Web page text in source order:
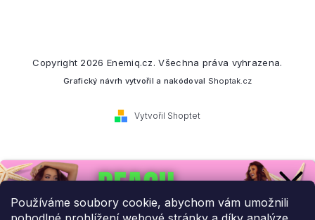
Používáme soubory cookie, abychom vám umožnili
Vytvořil Shoptet
Copyright 2026 Enemiq.cz. Všechna práva vyhrazena.
Grafický návrh vytvořil a nakódoval Shoptak.cz
Přihlaste se k našemu
newsletteru.